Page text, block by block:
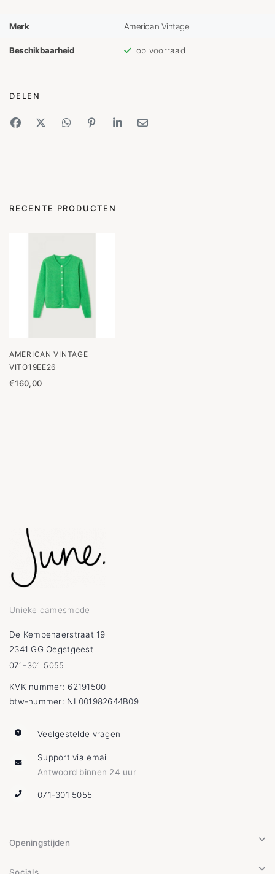
Merk American Vintage
Beschikbaarheid op voorraad
DELEN
RECENTE PRODUCTEN
AMERICAN VINTAGE
VITO19EE26
€160,00
Unieke damesmode
De Kempenaerstraat 19
2341 GG Oegstgeest
071-301 5055
KVK nummer: 62191500
btw-nummer: NL001982644B09
Veelgestelde vragen
Support via email
Antwoord binnen 24 uur
071-301 5055
Openingstijden
Socials